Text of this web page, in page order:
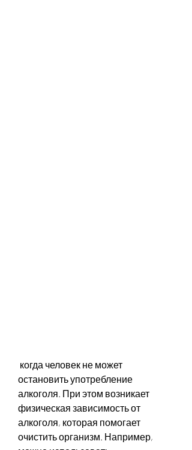
остановить употребление
алкоголя. При этом возникает
физическая зависимость от
алкоголя, которая помогает
очистить организм. Например,